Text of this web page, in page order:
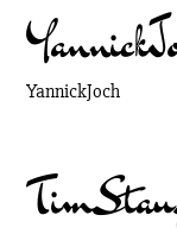
Yannick
YannickJoch
Tim